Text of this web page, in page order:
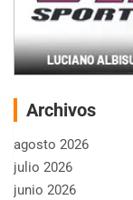
Archivos
agosto 2026
julio 2026
junio 2026